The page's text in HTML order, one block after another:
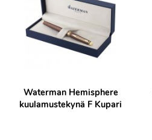
Waterman Hemisphere
kuulamustekynä F Kupari